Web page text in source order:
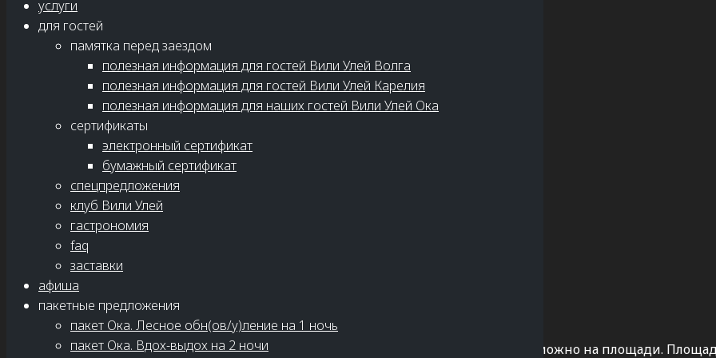
услуги
для гостей
памятка перед заездом
полезная информация для гостей Вили Улей Волга
полезная информация для гостей Вили Улей Карелия
полезная информация для наших гостей Вили Улей Ока
сертификаты
электронный сертификат
бумажный сертификат
спецпредложения
клуб Вили Улей
гастрономия
faq
заставки
афиша
пакетные предложения
пакет Ока. Лесное обн(ов/у)ление на 1 ночь
пакет Ока. Вдох-выдох на 2 ночи
В самом центре городкаСтупиноесть историко-краеведческий музей. Найти его можно на площади.